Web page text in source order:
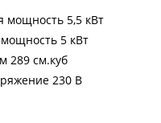
мощность 5,5 кВт
5 кВт
289 см.куб
230 В